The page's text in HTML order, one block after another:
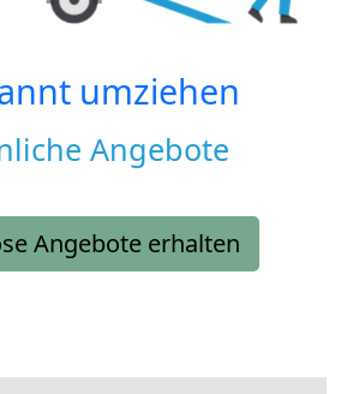
umziehen
Angebote
Angebote erhalten